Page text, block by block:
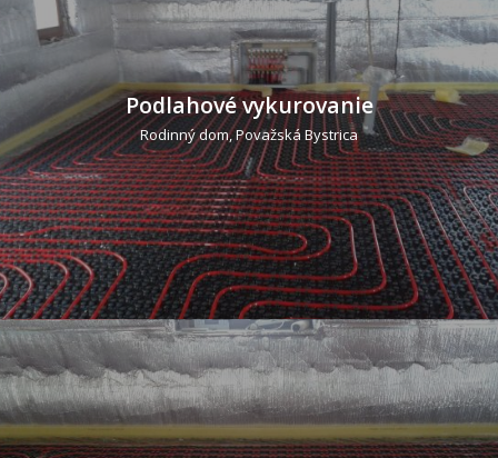
Podlahové vykurovanie
Rodinný dom, Považská Bystrica